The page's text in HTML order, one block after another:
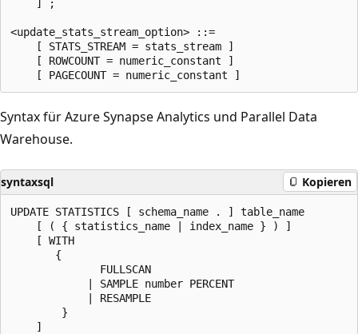
    ] ;
<update_stats_stream_option> ::=
    [ STATS_STREAM = stats_stream ]
    [ ROWCOUNT = numeric_constant ]
Syntax für Azure Synapse Analytics und Parallel Data
Warehouse.
syntaxsql Kopieren
UPDATE STATISTICS [ schema_name . ] table_name
    [ ( { statistics_name | index_name } ) ]
    [ WITH
       {
              FULLSCAN
            | SAMPLE number PERCENT
            | RESAMPLE
        }
    ]